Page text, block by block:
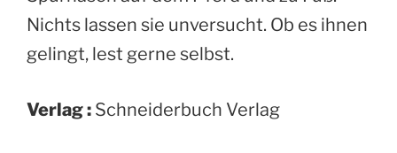
Nichts lassen sie unversucht. Ob es ihnen
gelingt, lest gerne selbst.
Verlag : Schneiderbuch Verlag